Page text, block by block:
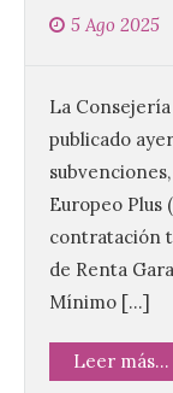
5 Ago 2025
La
publicado
Europeo Plus
contratación
de Renta
Mínimo […]
Leer más...